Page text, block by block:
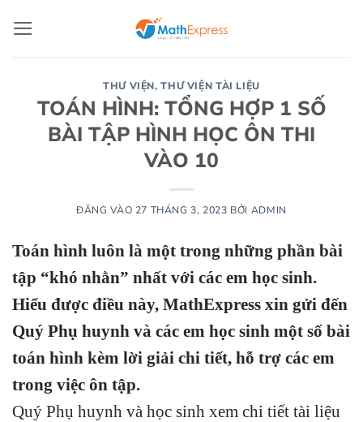
qua
THƯ VIỆN,THƯ VIỆN TÀI LIỆU
TOÁN HÌNH: TỔNG HỢP 1 SỐ
BÀI TẬP HÌNH HỌC ÔN THI
VÀO 10
ĐĂNG VÀO 27 THÁNG 3, 2023 BỞI ADMIN
Toán hình luôn là một trong những phần bài
tập “khó nhằn” nhất với các em học sinh.
Hiểu được điều này, MathExpress xin gửi đến
Quý Phụ huynh và các em học sinh một số bài
toán hình kèm lời giải chi tiết, hỗ trợ các em
trong việc ôn tập.
Quý Phụ huynh và học sinh xem chi tiết tài liệu